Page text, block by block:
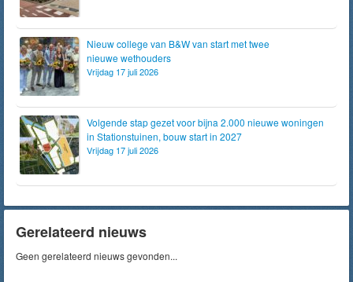
Nieuw college van B&W van start met twee
nieuwe wethouders
Vrijdag 17 juli 2026
Volgende stap gezet voor bijna 2.000 nieuwe woningen
in Stationstuinen, bouw start in 2027
Vrijdag 17 juli 2026
Gerelateerd nieuws
Geen gerelateerd nieuws gevonden...